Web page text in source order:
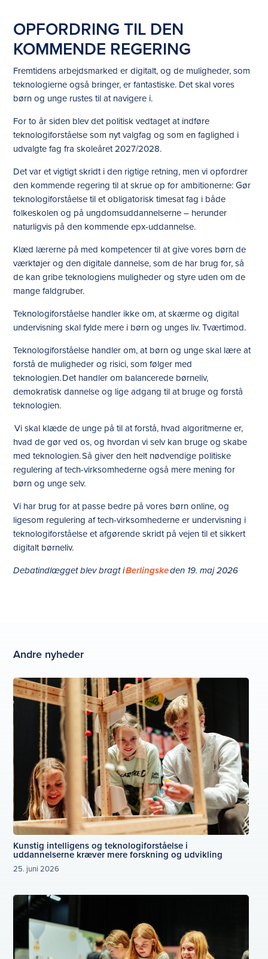
OPFORDRING TIL DEN
KOMMENDE REGERING
Fremtidens arbejdsmarked er digitalt, og de muligheder, som
teknologierne også bringer, er fantastiske. Det skal vores
børn og unge rustes til at navigere i.
For to år siden blev det politisk vedtaget at indføre
teknologiforståelse som nyt valgfag og som en faglighed i
udvalgte fag fra skoleåret 2027/2028.
Det var et vigtigt skridt i den rigtige retning, men vi opfordrer
den kommende regering til at skrue op for ambitionerne: Gør
teknologiforståelse til et obligatorisk timesat fag i både
folkeskolen og på ungdomsuddannelserne – herunder
naturligvis på den kommende epx-uddannelse.
Klæd lærerne på med kompetencer til at give vores børn de
værktøjer og den digitale dannelse, som de har brug for, så
de kan gribe teknologiens muligheder og styre uden om de
mange faldgruber.
Teknologiforståelse handler ikke om, at skærme og digital
undervisning skal fylde mere i børn og unges liv. Tværtimod.
Teknologiforståelse handler om, at børn og unge skal lære at
forstå de muligheder og risici, som følger med
teknologien. Det handler om balancerede børneliv,
demokratisk dannelse og lige adgang til at bruge og forstå
teknologien.
Vi skal klæde de unge på til at forstå, hvad algoritmerne er,
hvad de gør ved os, og hvordan vi selv kan bruge og skabe
med teknologien. Så giver den helt nødvendige politiske
regulering af tech-virksomhederne også mere mening for
børn og unge selv.
Vi har brug for at passe bedre på vores børn online, og
ligesom regulering af tech-virksomhederne er undervisning i
teknologiforståelse et afgørende skridt på vejen til et sikkert
digitalt børneliv.
Debatindlægget blev bragt iBerlingskeden 19. maj 2026
Andre nyheder
Kunstig intelligens og teknologiforståelse i
uddannelserne kræver mere forskning og udvikling
25. juni 2026